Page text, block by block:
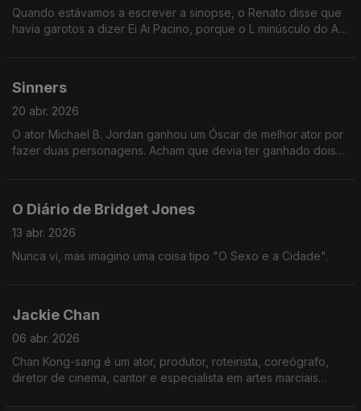
Quando estávamos a escrever a sinopse, o Renato disse que
havia garotos a dizer Ei Ai Pacino, porque o L minúsculo do Al
Sinners
20 abr. 2026
O ator Michael B. Jordan ganhou um Óscar de melhor ator por
fazer duas personagens. Acham que devia ter ganhado dois?
O Diário de Bridget Jones
13 abr. 2026
Nunca vi, mas imagino uma coisa tipo "O Sexo e a Cidade".
Jackie Chan
06 abr. 2026
Chan Kong-sang é um ator, produtor, roteirista, coreógrafo,
diretor de cinema, cantor e especialista em artes marciais